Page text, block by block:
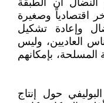
أن الطبقة
اقتصادياً وصغيرة
وإعادة تشكيل
العاديين، وليس
المسلحة، بإمكانهم
حول إنتاج